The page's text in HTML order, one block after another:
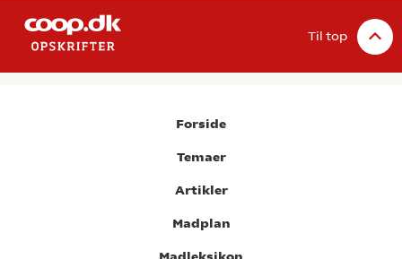
Til top
Forside
Temaer
Artikler
Madplan